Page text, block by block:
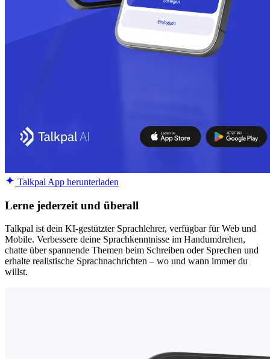
Talkpal App herunterladen
Lerne jederzeit und überall
Talkpal ist dein KI-gestützter Sprachlehrer, verfügbar für Web und
Mobile. Verbessere deine Sprachkenntnisse im Handumdrehen,
chatte über spannende Themen beim Schreiben oder Sprechen und
erhalte realistische Sprachnachrichten – wo und wann immer du
willst.